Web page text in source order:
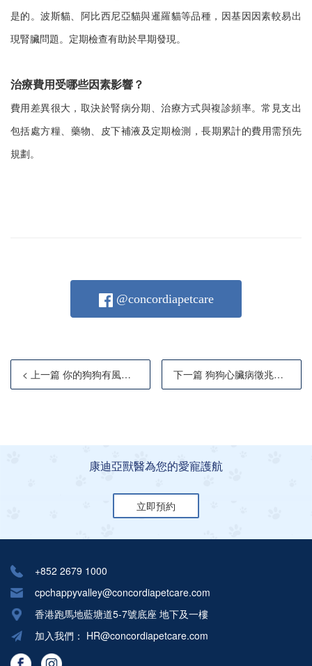
是的。波斯貓、阿比西尼亞貓與暹羅貓等品種，因基因因素較易出
現腎臟問題。定期檢查有助於早期發現。
治療費用受哪些因素影響？
費用差異很大，取決於腎病分期、治療方式與複診頻率。常見支出
包括處方糧、藥物、皮下補液及定期檢測，長期累計的費用需預先
規劃。
@concordiapetcare
< 上一篇 你的狗狗有風險嗎？犬隻癌症的12個早期徵兆 下一篇 狗狗心臟病徵兆、末期症狀及治療方法：飲食照護3大原則
康迪亞獸醫為您的愛寵護航
立即預約
+852 2679 1000
cpchappyvalley@concordiapetcare.com
香港跑馬地藍塘道5-7號底座 地下及一樓
加入我們： HR@concordiapetcare.com